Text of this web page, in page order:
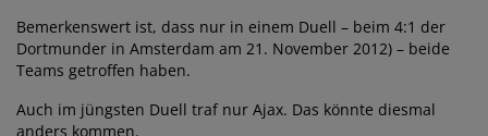
Bemerkenswert ist, dass nur in einem Duell – beim 4:1 der
Dortmunder in Amsterdam am 21. November 2012) – beide
Teams getroffen haben.
Auch im jüngsten Duell traf nur Ajax. Das könnte diesmal
anders kommen.